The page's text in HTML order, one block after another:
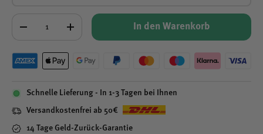
+ In den Warenkorb
Schnelle Lieferung - In 1-3 Tagen bei Ihnen
Versandkostenfrei ab 50€
14 Tage Geld-Zurück-Garantie